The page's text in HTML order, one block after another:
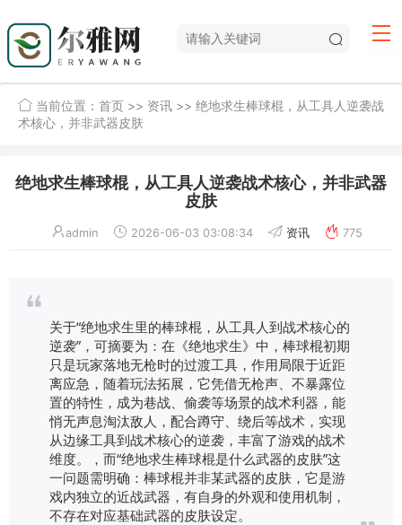
当前位置： 首页 >> 资讯 >> 绝地求生棒球棍，从工具人逆袭战
术核心，并非武器皮肤
绝地求生棒球棍，从工具人逆袭战术核心，并非武器
皮肤
admin 2026-06-03 03:08:34 资讯 775
关于“绝地求生里的棒球棍，从工具人到战术核心的
逆袭”，可摘要为：在《绝地求生》中，棒球棍初期
只是玩家落地无枪时的过渡工具，作用局限于近距
离应急，随着玩法拓展，它凭借无枪声、不暴露位
置的特性，成为巷战、偷袭等场景的战术利器，能
悄无声息淘汰敌人，配合蹲守、绕后等战术，实现
从边缘工具到战术核心的逆袭，丰富了游戏的战术
维度。，而“绝地求生棒球棍是什么武器的皮肤”这
一问题需明确：棒球棍并非某武器的皮肤，它是游
戏内独立的近战武器，有自身的外观和使用机制，
不存在对应基础武器的皮肤设定。